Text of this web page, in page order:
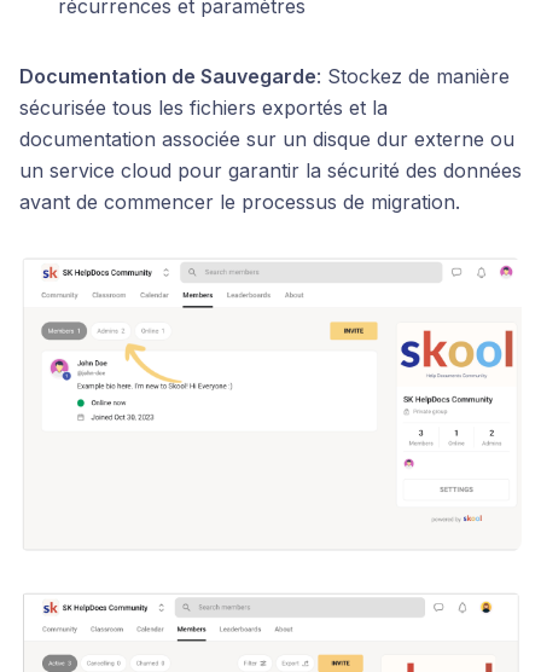
récurrences et paramètres
Documentation de Sauvegarde: Stockez de manière
sécurisée tous les fichiers exportés et la
documentation associée sur un disque dur externe ou
un service cloud pour garantir la sécurité des données
avant de commencer le processus de migration.